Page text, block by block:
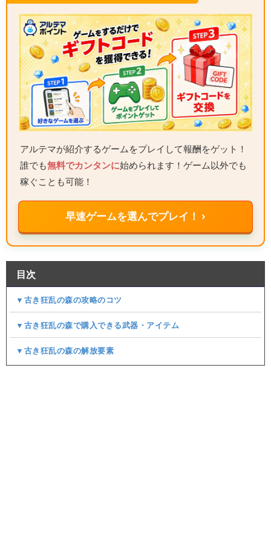
アルテマが紹介するゲームをプレイして報酬をゲット！
誰でも無料でカンタンに始められます！ゲーム以外でも
稼ぐことも可能！
早速ゲームを選んでプレイ！ ›
目次
▼古き狂乱の森の攻略のコツ
▼古き狂乱の森で購入できる武器・アイテム
▼古き狂乱の森の解放要素